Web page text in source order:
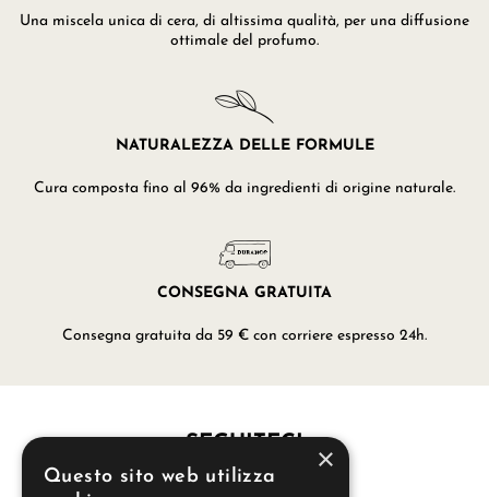
Una miscela unica di cera, di altissima qualità, per una diffusione
ottimale del profumo.
NATURALEZZA DELLE FORMULE
Cura composta fino al 96% da ingredienti di origine naturale.
CONSEGNA GRATUITA
Consegna gratuita da 59 € con corriere espresso 24h.
SEGUITECI ×
Questo sito web utilizza